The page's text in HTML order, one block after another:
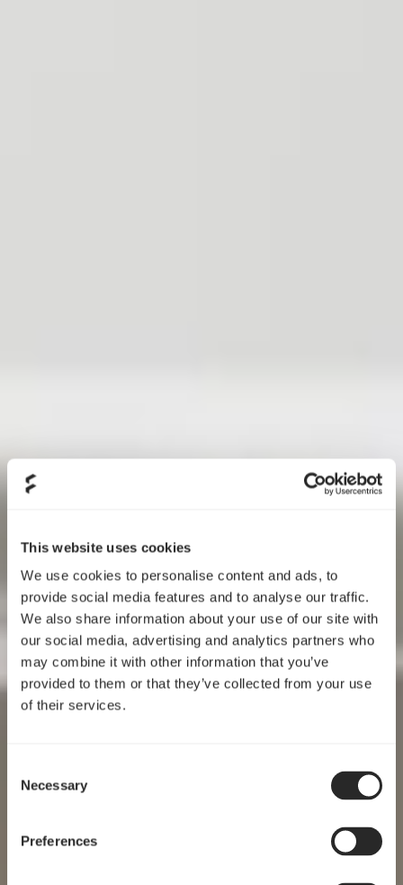
This website uses cookies
We use cookies to personalise content and ads, to
provide social media features and to analyse our traffic.
We also share information about your use of our site with
our social media, advertising and analytics partners who
may combine it with other information that you’ve
provided to them or that they’ve collected from your use
of their services.
Selection
Necessary
Preferences